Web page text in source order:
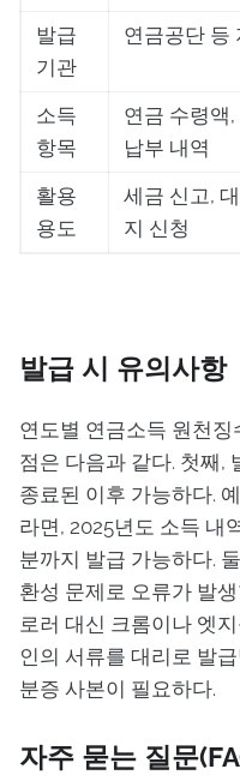
발급
기관
연금공단 등
소득
항목
연금 수령액,
납부 내역
활용
용도
세금 신고,
지 신청
발급 시 유의사항
연도별 연금소득 원천
점은 다음과 같다. 첫째,
종료된 이후 가능하다.
라면, 2025년도 소득 내
분까지 발급 가능하다.
환성 문제로 오류가 발
로러 대신 크롬이나 엣
인의 서류를 대리로 발
분증 사본이 필요하다.
자주 묻는 질문